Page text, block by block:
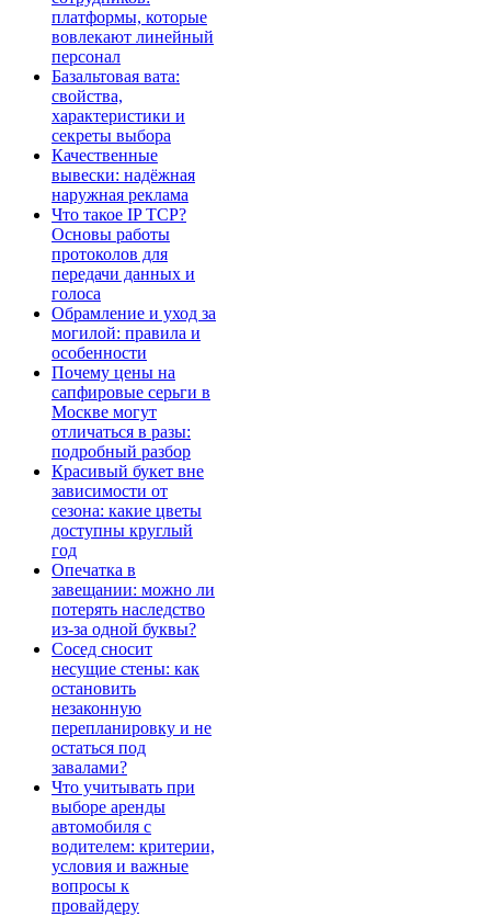
платформы, которые
вовлекают линейный
персонал
Базальтовая вата:
свойства,
характеристики и
секреты выбора
Качественные
вывески: надёжная
наружная реклама
Что такое IP TCP?
Основы работы
протоколов для
передачи данных и
голоса
Обрамление и уход за
могилой: правила и
особенности
Почему цены на
сапфировые серьги в
Москве могут
отличаться в разы:
подробный разбор
Красивый букет вне
зависимости от
сезона: какие цветы
доступны круглый
год
Опечатка в
завещании: можно ли
потерять наследство
из-за одной буквы?
Сосед сносит
несущие стены: как
остановить
незаконную
перепланировку и не
остаться под
завалами?
Что учитывать при
выборе аренды
автомобиля с
водителем: критерии,
условия и важные
вопросы к
провайдеру